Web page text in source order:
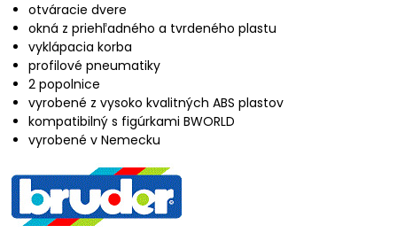
otváracie dvere
okná z priehľadného a tvrdeného plastu
vyklápacia korba
profilové pneumatiky
2 popolnice
vyrobené z vysoko kvalitných ABS plastov
kompatibilný s figúrkami BWORLD
vyrobené v Nemecku